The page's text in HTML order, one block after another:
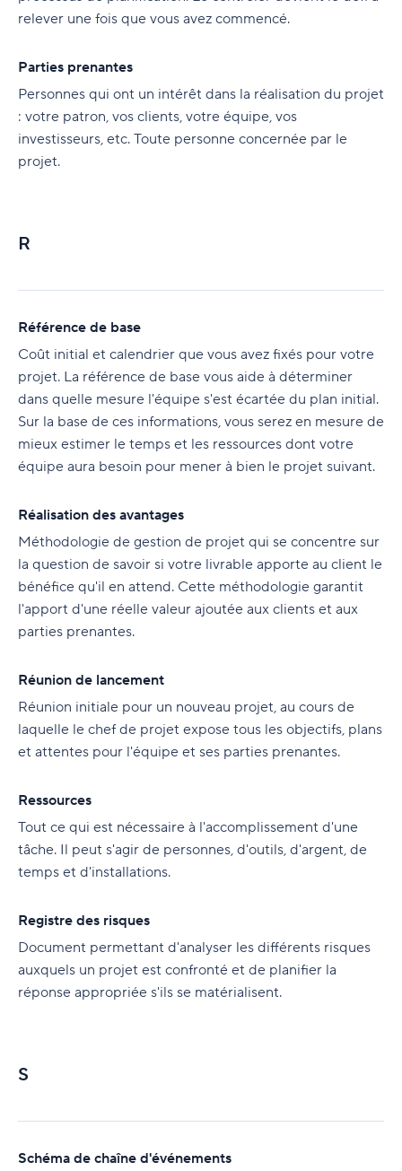
relever une fois que vous avez commencé.
Parties prenantes
Personnes qui ont un intérêt dans la réalisation du projet
: votre patron, vos clients, votre équipe, vos
investisseurs, etc. Toute personne concernée par le
projet.
R
Référence de base
Coût initial et calendrier que vous avez fixés pour votre
projet. La référence de base vous aide à déterminer
dans quelle mesure l'équipe s'est écartée du plan initial.
Sur la base de ces informations, vous serez en mesure de
mieux estimer le temps et les ressources dont votre
équipe aura besoin pour mener à bien le projet suivant.
Réalisation des avantages
Méthodologie de gestion de projet qui se concentre sur
la question de savoir si votre livrable apporte au client le
bénéfice qu'il en attend. Cette méthodologie garantit
l'apport d'une réelle valeur ajoutée aux clients et aux
parties prenantes.
Réunion de lancement
Réunion initiale pour un nouveau projet, au cours de
laquelle le chef de projet expose tous les objectifs, plans
et attentes pour l'équipe et ses parties prenantes.
Ressources
Tout ce qui est nécessaire à l'accomplissement d'une
tâche. Il peut s'agir de personnes, d'outils, d'argent, de
temps et d'installations.
Registre des risques
Document permettant d'analyser les différents risques
auxquels un projet est confronté et de planifier la
réponse appropriée s'ils se matérialisent.
S
Schéma de chaîne d'événements